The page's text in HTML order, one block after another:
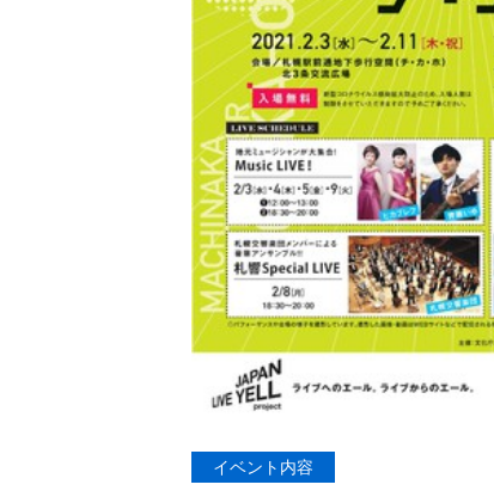
イベント内容